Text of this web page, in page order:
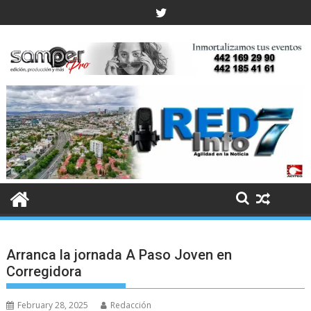
to
Arranca la jornada A Paso Joven en
Corregidora
February 28, 2025 Redacción